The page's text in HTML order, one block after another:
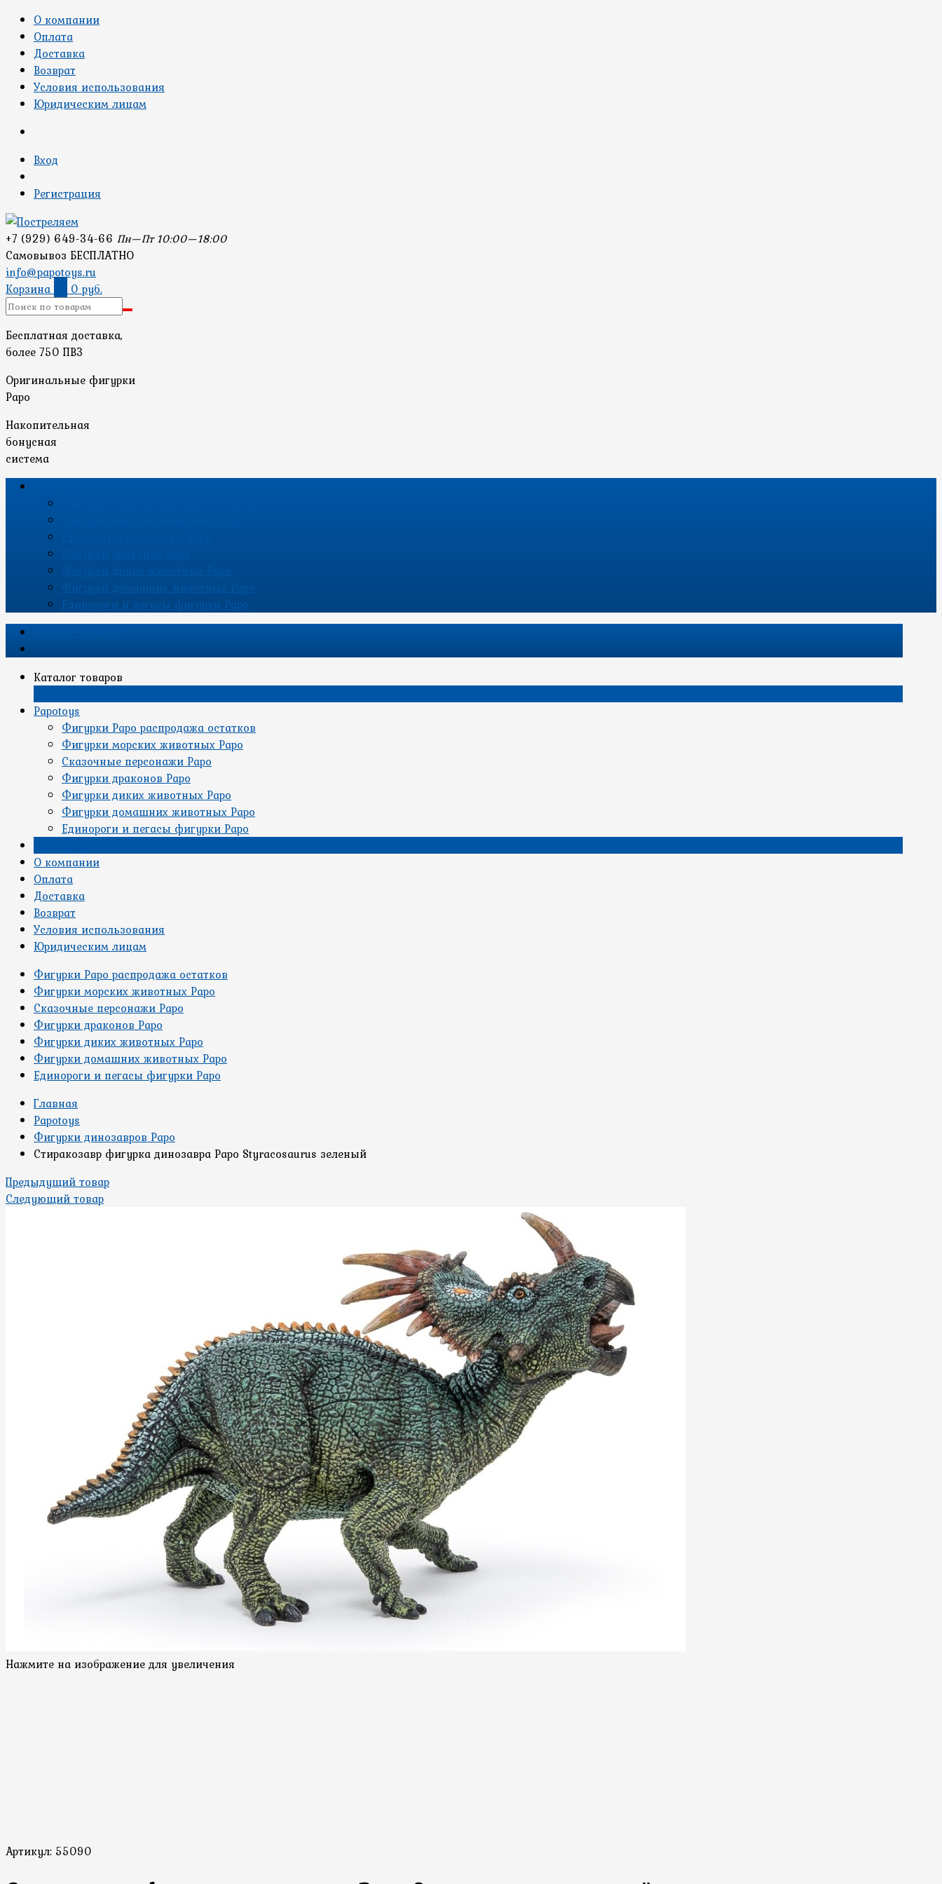
О компании
Оплата
Доставка
Возврат
Условия использования
Юридическим лицам
Вход
Регистрация
+7 (929) 649-34-66 Пн—Пт 10:00—18:00
Самовывоз БЕСПЛАТНО
info@papotoys.ru
Корзина
0 руб.
Бесплатная доставка,
более 750 ПВЗ
Оригинальные фигурки
Papo
Накопительная
бонусная
система
Фигурки диких животных Papo
Фигурки домашних животных Papo
Единороги и пегасы фигурки Papo
Каталог товаров
Papotoys
Фигурки Papo распродажа остатков
Фигурки морских животных Papo
Сказочные персонажи Papo
Фигурки драконов Papo
Фигурки диких животных Papo
Фигурки домашних животных Papo
Единороги и пегасы фигурки Papo
О компании
Оплата
Доставка
Возврат
Условия использования
Юридическим лицам
Фигурки Papo распродажа остатков
Фигурки морских животных Papo
Сказочные персонажи Papo
Фигурки драконов Papo
Фигурки диких животных Papo
Фигурки домашних животных Papo
Единороги и пегасы фигурки Papo
Главная
Papotoys
Фигурки динозавров Papo
Стиракозавр фигурка динозавра Papo Styracosaurus зеленый
Предыдущий товар
Следующий товар
Нажмите на изображение для увеличения
Артикул: 55090